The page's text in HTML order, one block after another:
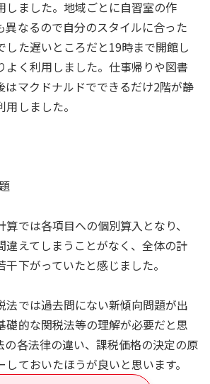
しました。地域ごとに自習室の作
異なるので自分のスタイルに合った
した遅いところだと19時まで開館し
よく利用しました。仕事帰りや図書
はマクドナルドでできるだけ2階が静
しました。
では各項目への個別算入となり、
違えてしまうことがなく、全体の計
下がっていたと感じました。
法では過去問にない新傾向問題が出
礎的な関税法等の理解が必要だと思
の各法律の違い、課税価格の決定の原
ておいたほうが良いと思います。